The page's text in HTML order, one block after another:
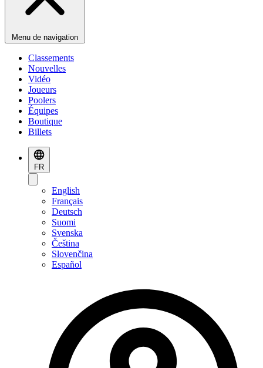
Menu de navigation
Classements
Nouvelles
Vidéo
Joueurs
Poolers
Équipes
Boutique
Billets
FR
English
Français
Deutsch
Suomi
Svenska
Čeština
Slovenčina
Español